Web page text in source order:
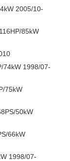
2005/10-
85kW
74kW 1998/07-
75kW
50kW
66kW
1998/07-